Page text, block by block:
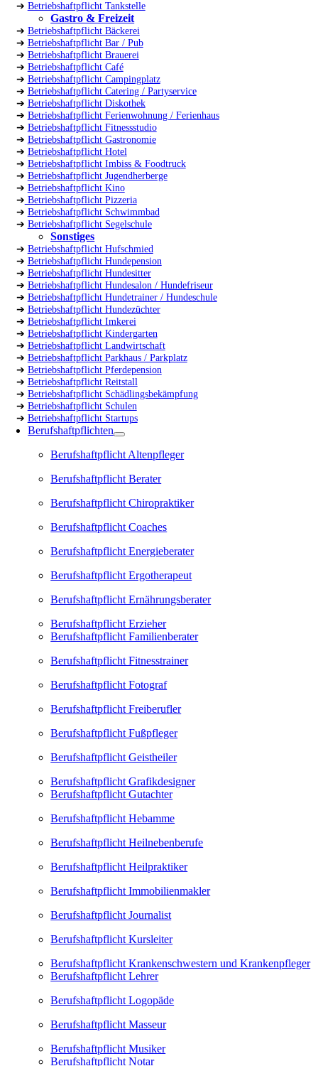
➔ Betriebshaftpflicht Tankstelle
Gastro & Freizeit
➔ Betriebshaftpflicht Bäckerei
➔ Betriebshaftpflicht Bar / Pub
➔ Betriebshaftpflicht Brauerei
➔ Betriebshaftpflicht Café
➔ Betriebshaftpflicht Campingplatz
➔ Betriebshaftpflicht Catering / Partyservice
➔ Betriebshaftpflicht Diskothek
➔ Betriebshaftpflicht Ferienwohnung / Ferienhaus
➔ Betriebshaftpflicht Fitnessstudio
➔ Betriebshaftpflicht Gastronomie
➔ Betriebshaftpflicht Hotel
➔ Betriebshaftpflicht Imbiss & Foodtruck
➔ Betriebshaftpflicht Jugendherberge
➔ Betriebshaftpflicht Kino
➔ Betriebshaftpflicht Pizzeria
➔ Betriebshaftpflicht Schwimmbad
➔ Betriebshaftpflicht Segelschule
Sonstiges
➔ Betriebshaftpflicht Hufschmied
➔ Betriebshaftpflicht Hundepension
➔ Betriebshaftpflicht Hundesitter
➔ Betriebshaftpflicht Hundesalon / Hundefriseur
➔ Betriebshaftpflicht Hundetrainer / Hundeschule
➔ Betriebshaftpflicht Hundezüchter
➔ Betriebshaftpflicht Imkerei
➔ Betriebshaftpflicht Kindergarten
➔ Betriebshaftpflicht Landwirtschaft
➔ Betriebshaftpflicht Parkhaus / Parkplatz
➔ Betriebshaftpflicht Pferdepension
➔ Betriebshaftpflicht Reitstall
➔ Betriebshaftpflicht Schädlingsbekämpfung
➔ Betriebshaftpflicht Schulen
➔ Betriebshaftpflicht Startups
Berufshaftpflichten
Berufshaftpflicht Altenpfleger
Berufshaftpflicht Berater
Berufshaftpflicht Chiropraktiker
Berufshaftpflicht Coaches
Berufshaftpflicht Energieberater
Berufshaftpflicht Ergotherapeut
Berufshaftpflicht Ernährungsberater
Berufshaftpflicht Erzieher
Berufshaftpflicht Familienberater
Berufshaftpflicht Fitnesstrainer
Berufshaftpflicht Fotograf
Berufshaftpflicht Freiberufler
Berufshaftpflicht Fußpfleger
Berufshaftpflicht Geistheiler
Berufshaftpflicht Grafikdesigner
Berufshaftpflicht Gutachter
Berufshaftpflicht Hebamme
Berufshaftpflicht Heilnebenberufe
Berufshaftpflicht Heilpraktiker
Berufshaftpflicht Immobilienmakler
Berufshaftpflicht Journalist
Berufshaftpflicht Kursleiter
Berufshaftpflicht Krankenschwestern und Krankenpfleger
Berufshaftpflicht Lehrer
Berufshaftpflicht Logopäde
Berufshaftpflicht Masseur
Berufshaftpflicht Musiker
Berufshaftpflicht Notar